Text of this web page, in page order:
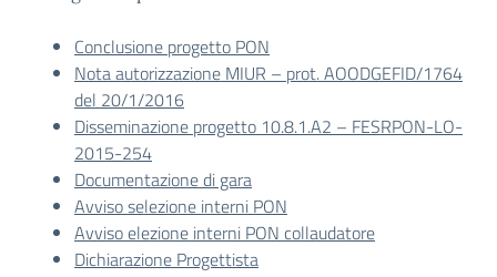
Conclusione progetto PON
Nota autorizzazione MIUR – prot. AOODGEFID/1764
del 20/1/2016
Disseminazione progetto 10.8.1.A2 – FESRPON-LO-
2015-254
Documentazione di gara
Avviso selezione interni PON
Avviso elezione interni PON collaudatore
Dichiarazione Progettista